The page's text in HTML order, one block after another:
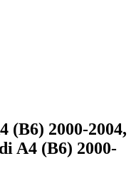
2000-2004,
A4 (B6) 2000-